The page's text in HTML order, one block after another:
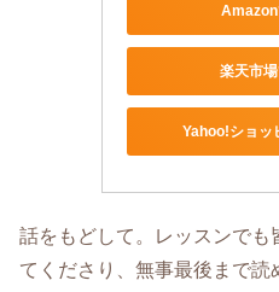
Amazon
楽天市
Yahoo!ショッ
話をもどして。レッスンでも
てくださり、無事最後まで